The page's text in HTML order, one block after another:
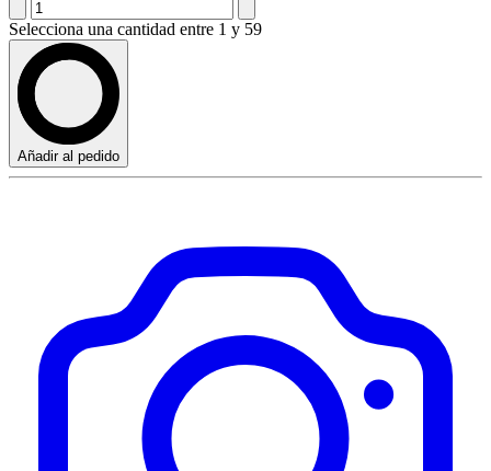
Selecciona una cantidad entre 1 y 59
Añadir al pedido